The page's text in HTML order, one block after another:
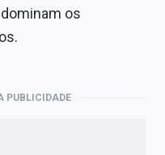
os
PUBLICIDADE